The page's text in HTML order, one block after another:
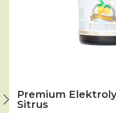
Premium
Sitrus